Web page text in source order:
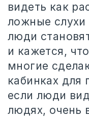
видеть как
ложные
люди
и кажется,
многие
кабинках для
если люди
людях, очень